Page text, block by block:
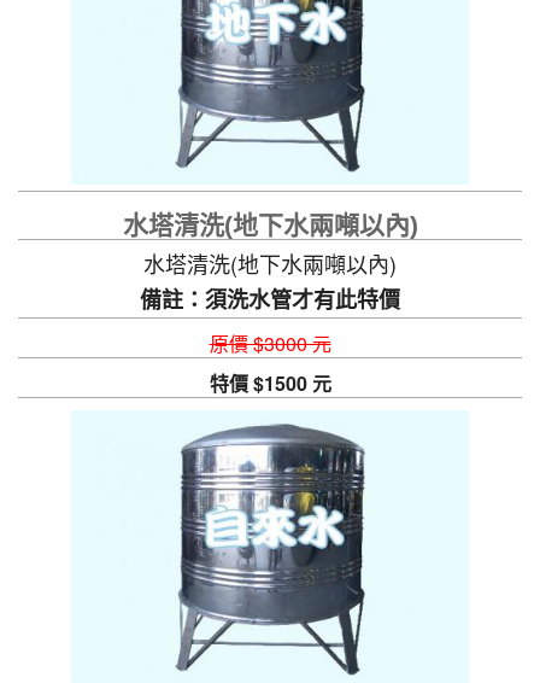
水塔清洗(地下水兩噸以內)
水塔清洗(地下水兩噸以內)
備註：須洗水管才有此特價
原價 $3000 元
特價 $1500 元